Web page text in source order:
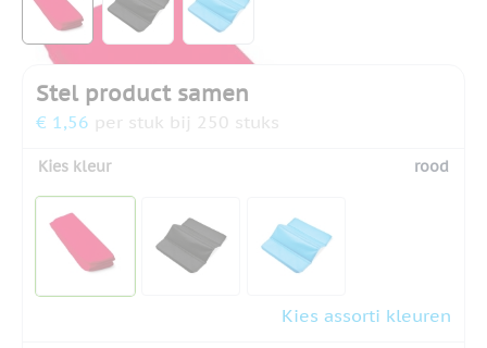
Stel product samen
€ 1,56 per stuk bij 250 stuks
Kies kleur rood
Kies assorti kleuren